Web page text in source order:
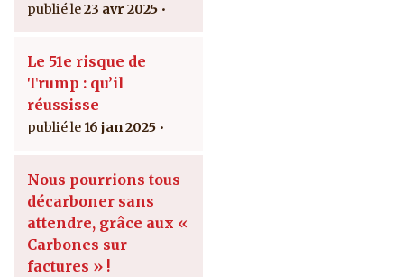
23 avr 2025
Le 51e risque de
Trump : qu’il
réussisse
16 jan 2025
Nous pourrions tous
décarboner sans
attendre, grâce aux «
Carbones sur
factures » !